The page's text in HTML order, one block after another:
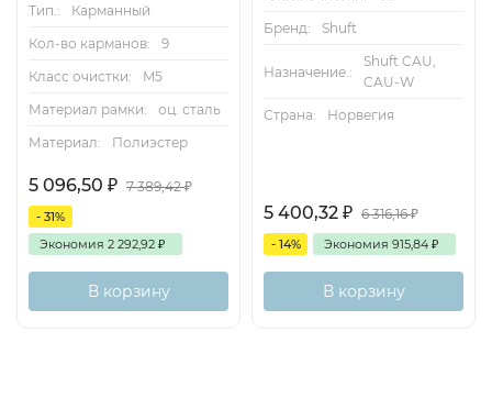
Тип.:
Карманный
Кол-во карманов:
9
Класс очистки:
M5
Материал рамки:
оц. сталь
Материал:
Полиэстер
5 096,50 ₽ 7 389,42₽
- 31%
Экономия 2 292,92 ₽
В корзину
Бренд:
Shuft
Назначение.:
Shuft CAU,
CAU-W
Страна:
Норвегия
5 400,32 ₽ 6 316,16₽
- 14% Экономия 915,84 ₽
В корзину